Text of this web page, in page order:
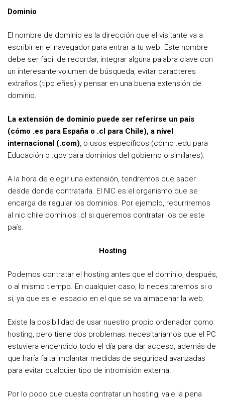
Dominio
El nombre de dominio es la dirección que el visitante va a
escribir en el navegador para entrar a tu web. Este nombre
debe ser fácil de recordar, integrar alguna palabra clave con
un interesante volumen de búsqueda, evitar caracteres
extraños (tipo eñes) y pensar en una buena extensión de
dominio.
La extensión de dominio puede ser referirse un país
(cómo .es para España o .cl para Chile), a nivel
internacional (.com), o usos específicos (cómo .edu para
Educación o .gov para dominios del gobierno o similares).
A la hora de elegir una extensión, tendremos que saber
desde donde contratarla. El NIC es el organismo que se
encarga de regular los dominios. Por ejemplo, recurriremos
al nic chile dominios .cl si queremos contratar los de este
país.
Hosting
Podemos contratar el hosting antes que el dominio, después,
o al mismo tiempo. En cualquier caso, lo necesitaremos si o
si, ya que es el espacio en el que se va almacenar la web.
Existe la posibilidad de usar nuestro propio ordenador como
hosting, pero tiene dos problemas: necesitaríamos que el PC
estuviera encendido todo el día para dar acceso, además de
que haría falta implantar medidas de seguridad avanzadas
para evitar cualquier tipo de intromisión externa.
Por lo poco que cuesta contratar un hosting, vale la pena